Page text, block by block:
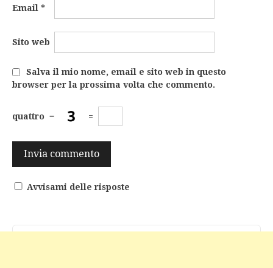
Email *
Sito web
Salva il mio nome, email e sito web in questo
browser per la prossima volta che commento.
quattro − =
Avvisami delle risposte